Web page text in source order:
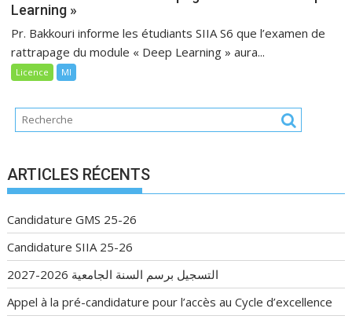
Learning »
Pr. Bakkouri informe les étudiants SIIA S6 que l’examen de
rattrapage du module « Deep Learning » aura...
Licence MI
ARTICLES RÉCENTS
Candidature GMS 25-26
Candidature SIIA 25-26
التسجيل برسم السنة الجامعية 2026-2027
Appel à la pré-candidature pour l’accès au Cycle d’excellence